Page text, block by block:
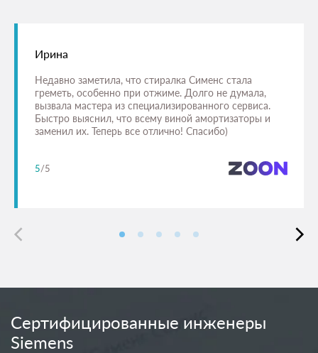
Ирина
Недавно заметила, что стиралка Сименс стала
греметь, особенно при отжиме. Долго не думала,
вызвала мастера из специализированного сервиса.
Быстро выяснил, что всему виной амортизаторы и
заменил их. Теперь все отлично! Спасибо)
5/5
Сертифицированные инженеры
Siemens